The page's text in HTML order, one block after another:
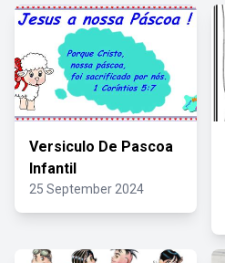
Versiculo De Pascoa
Infantil
25 September 2024